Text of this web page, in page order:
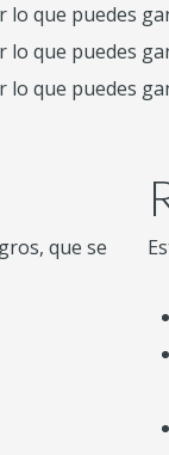
que puedes
que puedes
que puedes
que se